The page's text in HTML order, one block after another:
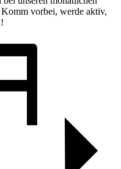
vorbei, werde aktiv,